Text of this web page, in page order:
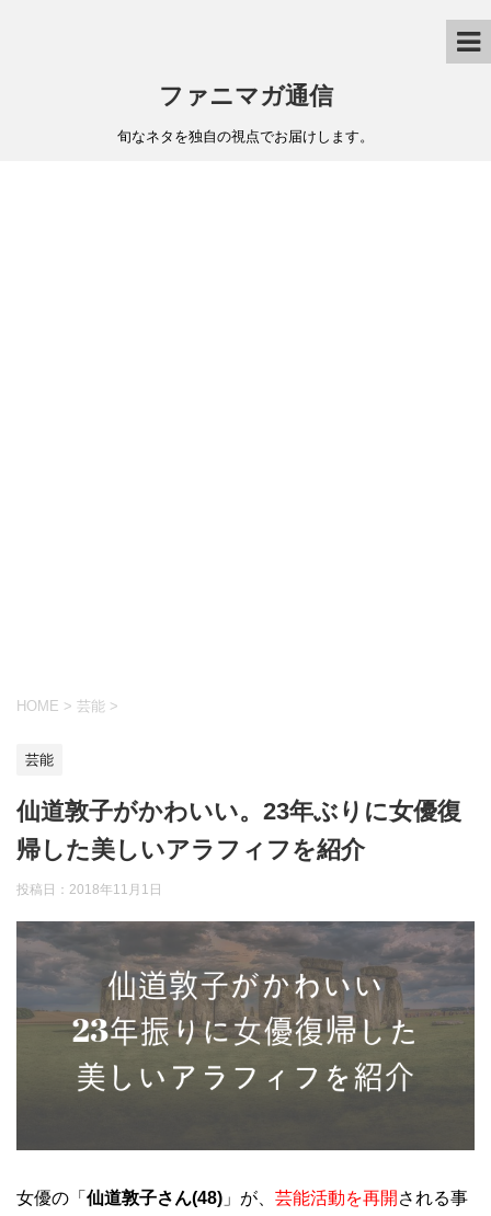
ファニマガ通信
旬なネタを独自の視点でお届けします。
HOME > 芸能 >
芸能
仙道敦子がかわいい。23年ぶりに女優復
帰した美しいアラフィフを紹介
投稿日： 2018年11月1日
女優の「 仙道敦子さん(48) 」が、 芸能活動を再開 される事